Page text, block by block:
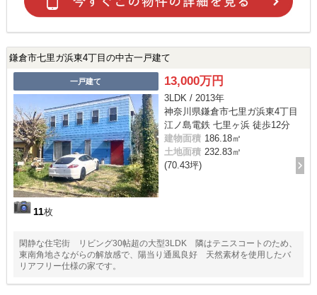
鎌倉市七里ガ浜東4丁目の中古一戸建て
一戸建て
11枚
13,000万円
3LDK / 2013年
神奈川県鎌倉市七里ガ浜東4丁目
江ノ島電鉄 七里ヶ浜 徒歩12分
建物面積 186.18㎡
土地面積 232.83㎡
(70.43坪)
閑静な住宅街 リビング30帖超の大型3LDK 隣はテニスコートのため、
東南角地さながらの解放感で、陽当り通風良好 天然素材を使用したバ
リアフリー仕様の家です。